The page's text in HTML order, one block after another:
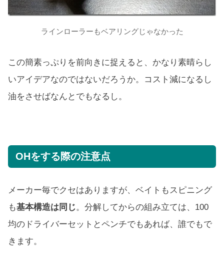
ラインローラーもベアリングじゃなかった
この簡素っぷりを前向きに捉えると、かなり素晴らし
いアイデアなのではないだろうか。コスト減になるし
油をさせばなんとでもなるし。
OHをする際の注意点
メーカー毎でクセはありますが、ベイトもスピニング
も基本構造は同じ。分解してからの組み立ては、100
均のドライバーセットとペンチでもあれば、誰でもで
きます。